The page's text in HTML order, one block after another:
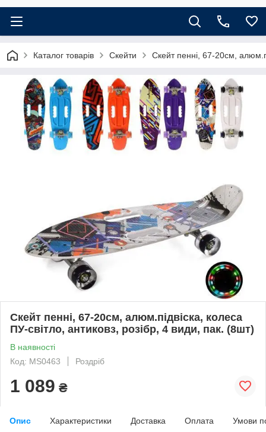
Каталог товарів Скейти Скейт пенні, 67-20см,
Скейт пенні, 67-20см, алюм.підвіска, колеса
ПУ-світло, антиковз, розібр, 4 види, пак. (8шт)
В наявності
Код: MS0463
Роздріб
1 089 ₴
Опис Характеристики Доставка Оплата Умови